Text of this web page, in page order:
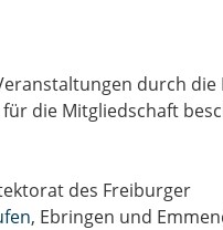
durch
die Mitgliedschaft
des Freiburger
, Ebringen und